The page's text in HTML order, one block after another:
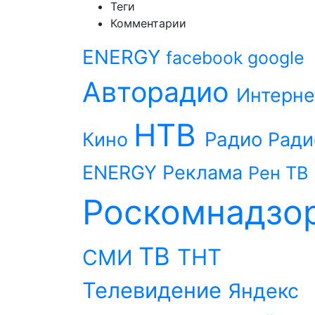
Теги
Комментарии
ENERGY facebook google
Авторадио
Кино НТВ Радио
ENERGY Реклама Рен ТВ
СМИ ТВ ТНТ
Телевидение Яндекс